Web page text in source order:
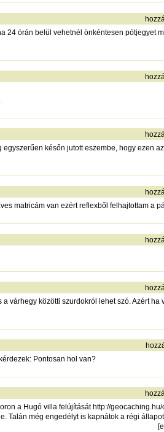
24 órán belül vehetnél önkéntesen pótjegyet
későn jutott eszembe, hogy ezen
matricám van ezért reflexből felhajtottam a
várhegy közötti szurdokról lehet szó. Azért
Pontosan hol van?
a Hugó villa felújítását http://
Talán még engedélyt is kapnátok a régi
[